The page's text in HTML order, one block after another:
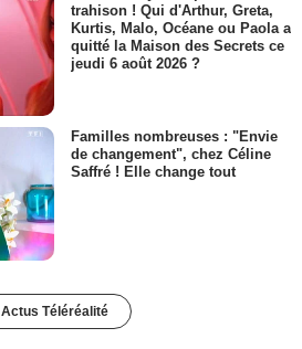
trahison ! Qui d'Arthur, Greta,
Kurtis, Malo, Océane ou Paola a
quitté la Maison des Secrets ce
jeudi 6 août 2026 ?
Familles nombreuses : "Envie
de changement", chez Céline
Saffré ! Elle change tout
Actus Téléréalité